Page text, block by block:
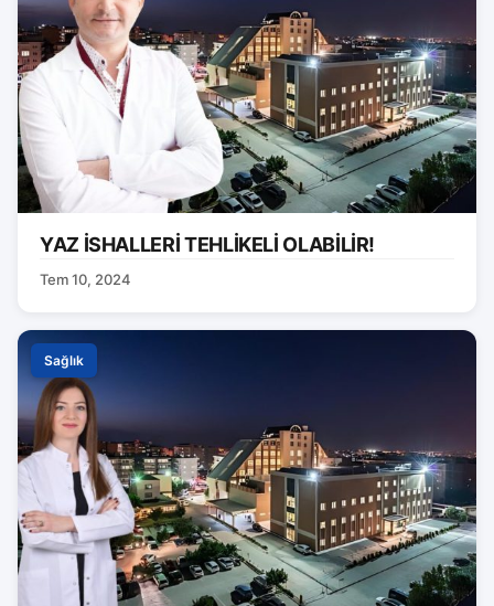
YAZ İSHALLERİ TEHLİKELİ OLABİLİR!
Tem 10, 2024
Sağlık